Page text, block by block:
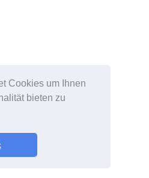
Cookies um Ihnen
bieten zu